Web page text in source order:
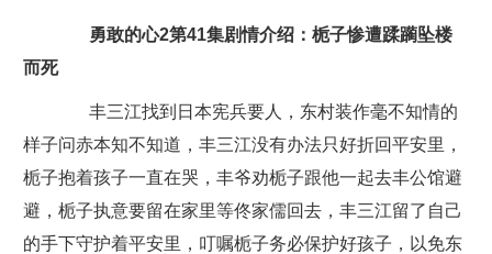
勇敢的心2第41集剧情介绍：栀子惨遭蹂躏坠楼
而死
丰三江找到日本宪兵要人，东村装作毫不知情的
样子问赤本知不知道，丰三江没有办法只好折回平安里，
栀子抱着孩子一直在哭，丰爷劝栀子跟他一起去丰公馆避
避，栀子执意要留在家里等佟家儒回去，丰三江留了自己
的手下守护着平安里，叮嘱栀子务必保护好孩子，以免东